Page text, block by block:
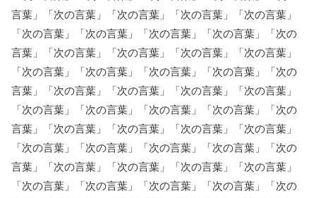
言葉」「次の言葉」「次の言葉」「次の言葉」「次の言葉」
「次の言葉」「次の言葉」「次の言葉」「次の言葉」「次の
言葉」「次の言葉」「次の言葉」「次の言葉」「次の言葉」
「次の言葉」「次の言葉」「次の言葉」「次の言葉」「次の
言葉」「次の言葉」「次の言葉」「次の言葉」「次の言葉」
「次の言葉」「次の言葉」「次の言葉」「次の言葉」「次の
言葉」「次の言葉」「次の言葉」「次の言葉」「次の言葉」
「次の言葉」「次の言葉」「次の言葉」「次の言葉」「次の
言葉」「次の言葉」「次の言葉」「次の言葉」「次の言葉」
「次の言葉」「次の言葉」「次の言葉」「次の言葉」「次の